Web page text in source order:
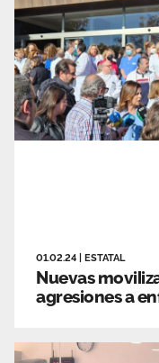
01.02.24 ESTATAL
Nuevas
agresiones a